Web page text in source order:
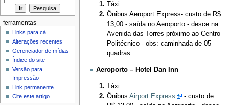
Táxi
Ônibus Aeroport Express- custo de R$
13,00 - saída no Aeroporto - desce na
Avenida das Torres próximo ao Centro
Politécnico - obs: caminhada de 05
quadras
Aeroporto – Hotel Dan Inn
Táxi
ÔnibusAirport Express
- custo de
ferramentas
Links para cá
Alterações recentes
Gerenciador de mídias
Índice do site
Versão para
Impressão
Link permanente
Cite este artigo